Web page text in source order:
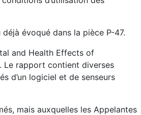
évoqué dans la pièce P-47.
and Health Effects of
Le rapport contient diverses
d’un logiciel et de senseurs
mais auxquelles les Appelantes